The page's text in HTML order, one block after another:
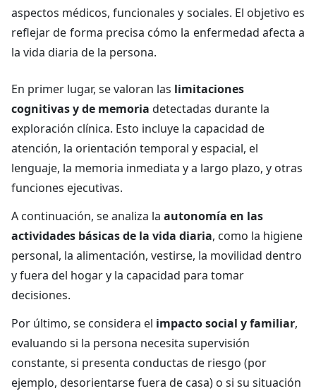
aspectos médicos, funcionales y sociales. El objetivo es
reflejar de forma precisa cómo la enfermedad afecta a
la vida diaria de la persona.
En primer lugar, se valoran las limitaciones
cognitivas y de memoria detectadas durante la
exploración clínica. Esto incluye la capacidad de
atención, la orientación temporal y espacial, el
lenguaje, la memoria inmediata y a largo plazo, y otras
funciones ejecutivas.
A continuación, se analiza la autonomía en las
actividades básicas de la vida diaria, como la higiene
personal, la alimentación, vestirse, la movilidad dentro
y fuera del hogar y la capacidad para tomar
decisiones.
Por último, se considera el impacto social y familiar,
evaluando si la persona necesita supervisión
constante, si presenta conductas de riesgo (por
ejemplo, desorientarse fuera de casa) o si su situación